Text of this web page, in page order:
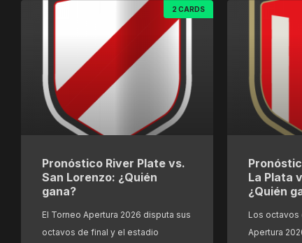
2 CARDS
Pronóstico River Plate vs.
San Lorenzo: ¿Quién
gana?
El Torneo Apertura 2026 disputa sus
octavos de final y el estadio
La Plata
¿Quién
Los octavos
Apertura